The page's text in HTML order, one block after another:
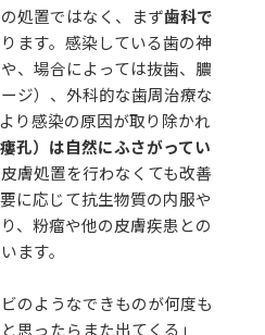
処置ではなく、まず歯科で
ます。感染している歯の神
、場合によっては抜歯、膿
ジ）、外科的な歯周治療な
り感染の原因が取り除かれ
孔）は自然にふさがってい
膚処置を行わなくても改善
に応じて抗生物質の内服や
、粉瘤や他の皮膚疾患との
ます。
のようなできものが何度も
思ったらまた出てくる」